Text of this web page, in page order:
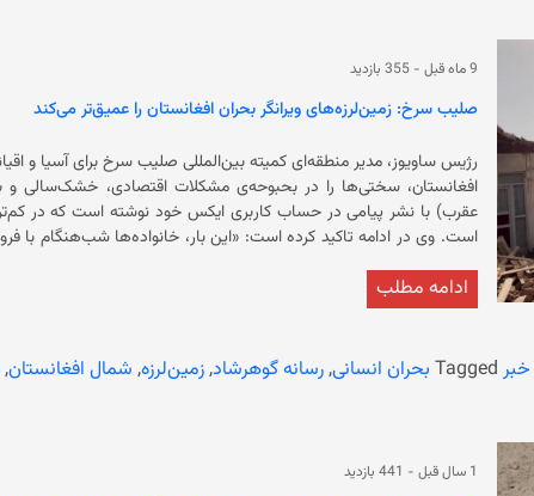
9 ماه قبل - 355 بازدید
صلیب سرخ: زمین‌لرزه‌های ویرانگر بحران افغانستان را عمیق‌تر می‌کند
رژیس ساویوز، مدیر منطقه‌ای کمیته‌ بین‌المللی صلیب سرخ برای آسیا و
عقرب) با نشر پیامی در حساب کاربری ایکس خود نوشته است که در کم‌تر
است. وی در ادامه تاکید کرده است: «این بار، خانواده‌ها شب‌‌هنگام
کمیته بین‌المللی صلیب سرخ برای آسیا و اقیانوسیه افزوده است که
ادامه مطلب
خبر Tagged بحران انسانی,رسانه گوهرشاد,زمین‌لرزه, شمال افغانستان,
1 سال قبل - 441 بازدید